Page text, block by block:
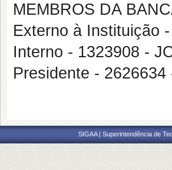
MEMBROS DA
Externo à Instituição
Interno - 1323908 -
Presidente -
SIGAA | Superintendência de